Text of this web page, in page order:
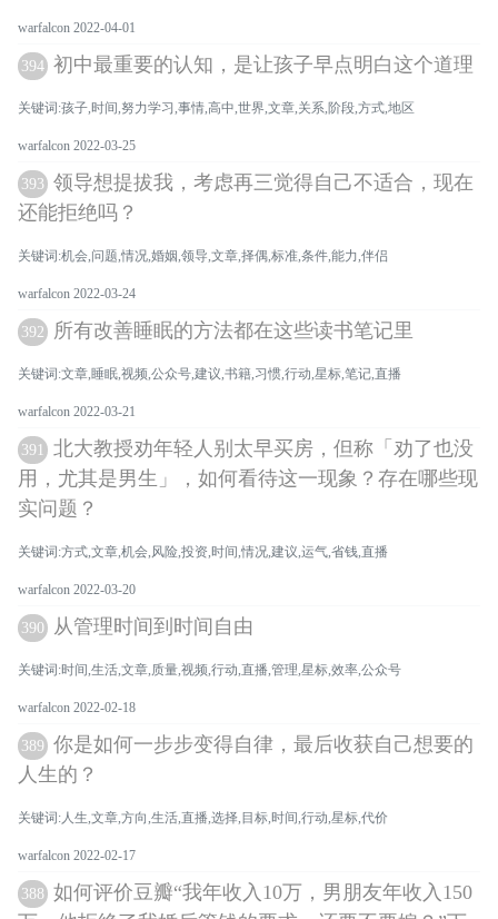
warfalcon 2022-04-01
394 初中最重要的认知，是让孩子早点明白这个道理
关键词:孩子,时间,努力学习,事情,高中,世界,文章,关系,阶段,方式,地区
warfalcon 2022-03-25
393 领导想提拔我，考虑再三觉得自己不适合，现在
还能拒绝吗？
关键词:机会,问题,情况,婚姻,领导,文章,择偶,标准,条件,能力,伴侣
warfalcon 2022-03-24
392 所有改善睡眠的方法都在这些读书笔记里
关键词:文章,睡眠,视频,公众号,建议,书籍,习惯,行动,星标,笔记,直播
warfalcon 2022-03-21
391
北大教授劝年轻人别太早买房，但称「劝了也没
用，尤其是男生」，如何看待这一现象？存在哪些现
实问题？
关键词:方式,文章,机会,风险,投资,时间,情况,建议,运气,省钱,直播
warfalcon 2022-03-20
390 从管理时间到时间自由
关键词:时间,生活,文章,质量,视频,行动,直播,管理,星标,效率,公众号
warfalcon 2022-02-18
389 你是如何一步步变得自律，最后收获自己想要的
人生的？
关键词:人生,文章,方向,生活,直播,选择,目标,时间,行动,星标,代价
warfalcon 2022-02-17
388 如何评价豆瓣“我年收入10万，男朋友年收入150